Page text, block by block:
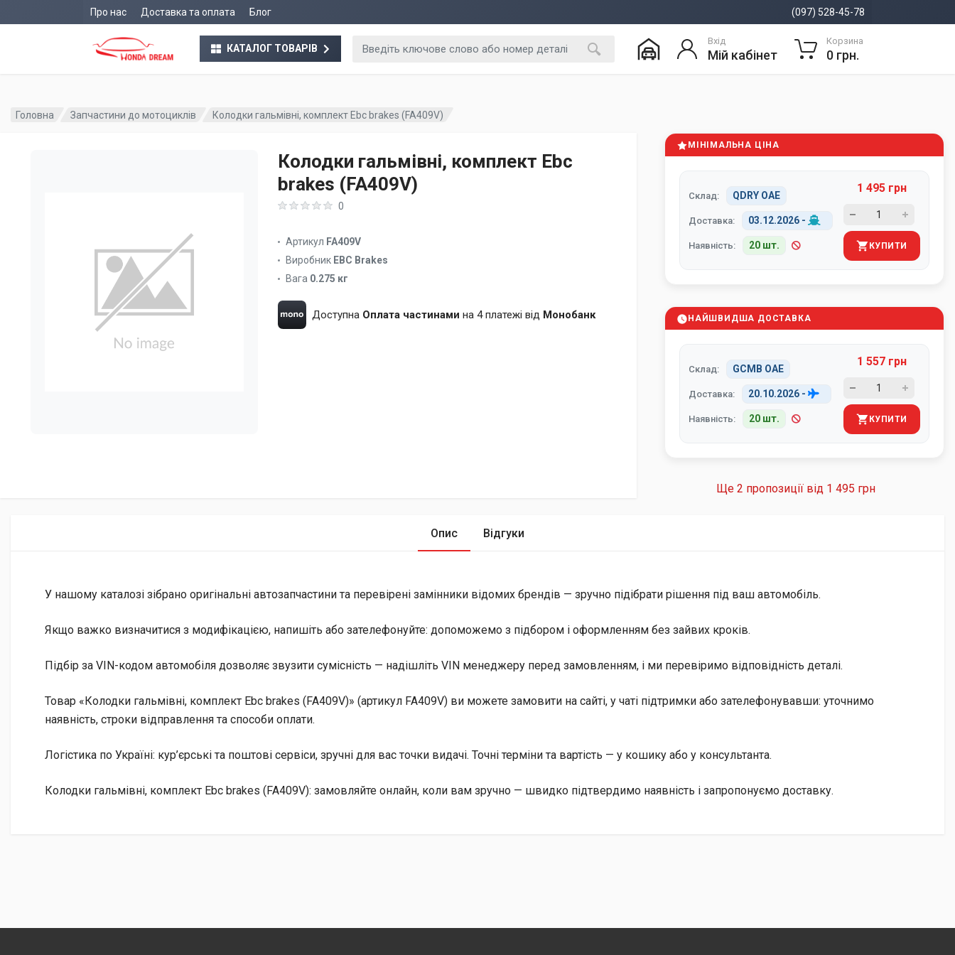
Про нас Доставка та оплата Блог (097) 528-45-78
КАТАЛОГ ТОВАРІВ
Вхід
Мій кабінет
Корзина
0 грн.
Головна Запчастини до мотоциклів Колодки гальмівні, комплект Ebc brakes (FA409V)
Колодки гальмівні, комплект Ebc
brakes (FA409V)
0
Артикул FA409V
Виробник EBC Brakes
Вага 0.275 кг
Доступна Оплата частинами на 4 платежі від Монобанк
МІНІМАЛЬНА ЦІНА
Склад: QDRY ОАЕ
Доставка: 03.12.2026 -
Наявність: 20 шт.
1 495 грн
КУПИТИ
НАЙШВИДША ДОСТАВКА
Склад: GCMB ОАЕ
Доставка: 20.10.2026 -
Наявність: 20 шт.
1 557 грн
КУПИТИ
Ще 2 пропозиції від 1 495 грн
Опис Відгуки
У нашому каталозі зібрано оригінальні автозапчастини та перевірені замінники відомих брендів — зручно підібрати рішення під ваш автомобіль.
Якщо важко визначитися з модифікацією, напишіть або зателефонуйте: допоможемо з підбором і оформленням без зайвих кроків.
Підбір за VIN-кодом автомобіля дозволяє звузити сумісність — надішліть VIN менеджеру перед замовленням, і ми перевіримо відповідність деталі.
Товар «Колодки гальмівні, комплект Ebc brakes (FA409V)» (артикул FA409V) ви можете замовити на сайті, у чаті підтримки або зателефонувавши: уточнимо
наявність, строки відправлення та способи оплати.
Логістика по Україні: кур’єрські та поштові сервіси, зручні для вас точки видачі. Точні терміни та вартість — у кошику або у консультанта.
Колодки гальмівні, комплект Ebc brakes (FA409V): замовляйте онлайн, коли вам зручно — швидко підтвердимо наявність і запропонуємо доставку.